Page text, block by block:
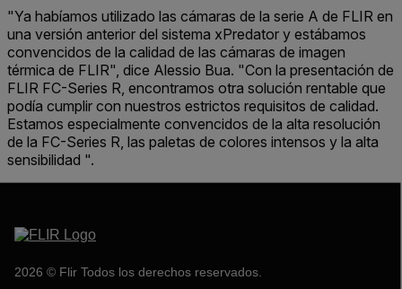
"Ya habíamos utilizado las cámaras de la serie A de FLIR en
una versión anterior del sistema xPredator y estábamos
convencidos de la calidad de las cámaras de imagen
térmica de FLIR", dice Alessio Bua. "Con la presentación de
FLIR FC-Series R, encontramos otra solución rentable que
podía cumplir con nuestros estrictos requisitos de calidad.
Estamos especialmente convencidos de la alta resolución
de la FC-Series R, las paletas de colores intensos y la alta
sensibilidad ".
2026 © Flir Todos los derechos reservados.